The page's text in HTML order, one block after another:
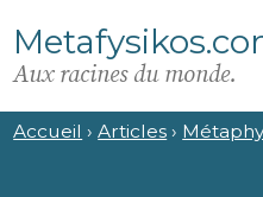
Aux racines du monde.
Accueil ›Articles ›